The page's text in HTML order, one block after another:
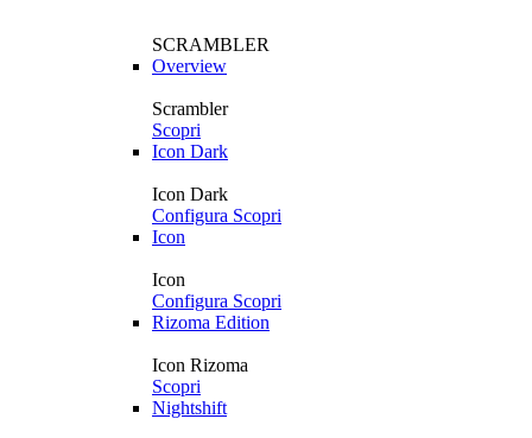
SCRAMBLER
Overview
Scrambler
Scopri
Icon Dark
Icon Dark
Configura Scopri
Icon
Icon
Configura Scopri
Rizoma Edition
Icon Rizoma
Scopri
Nightshift